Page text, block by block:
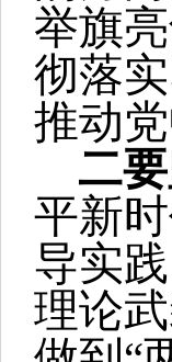
举旗
彻落
推动
二
平新
导实
理论